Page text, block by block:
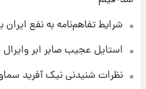
۱ روز پیش
شرایط تفاهم‌نامه به نفع ایران
استایل عجیب صابر ابر
نظرات شنیدنی نیک آفرید